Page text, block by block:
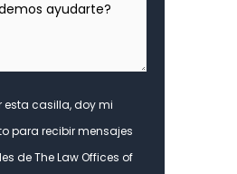
esta casilla, doy mi
para recibir mensajes
de The Law Offices of